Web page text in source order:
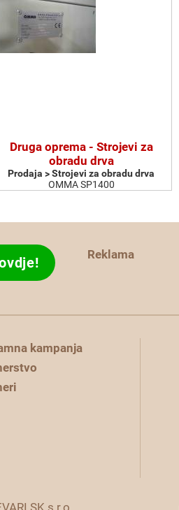
Druga oprema - Strojevi za
obradu drva
Prodaja > Strojevi za obradu drva
OMMA SP1400
Reklama
kampanja
s.r.o.